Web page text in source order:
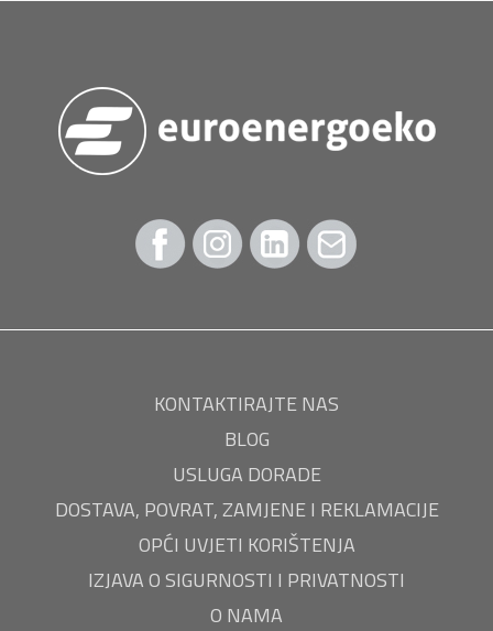
KONTAKTIRAJTE NAS
BLOG
USLUGA DORADE
DOSTAVA, POVRAT, ZAMJENE I REKLAMACIJE
OPĆI UVJETI KORIŠTENJA
IZJAVA O SIGURNOSTI I PRIVATNOSTI
O NAMA